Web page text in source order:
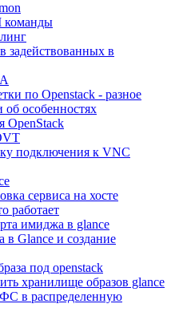
команды
задействованных в
по Openstack - разное
особенностях
OpenStack
подключения к VNC
сервиса на хосте
работает
имиджа в glance
в Glance и создание
под openstack
хранилище образов glance
в распределенную